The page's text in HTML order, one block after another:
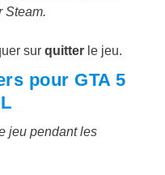
Steam.
sur quitterle jeu.
pour GTA 5
jeu pendant les